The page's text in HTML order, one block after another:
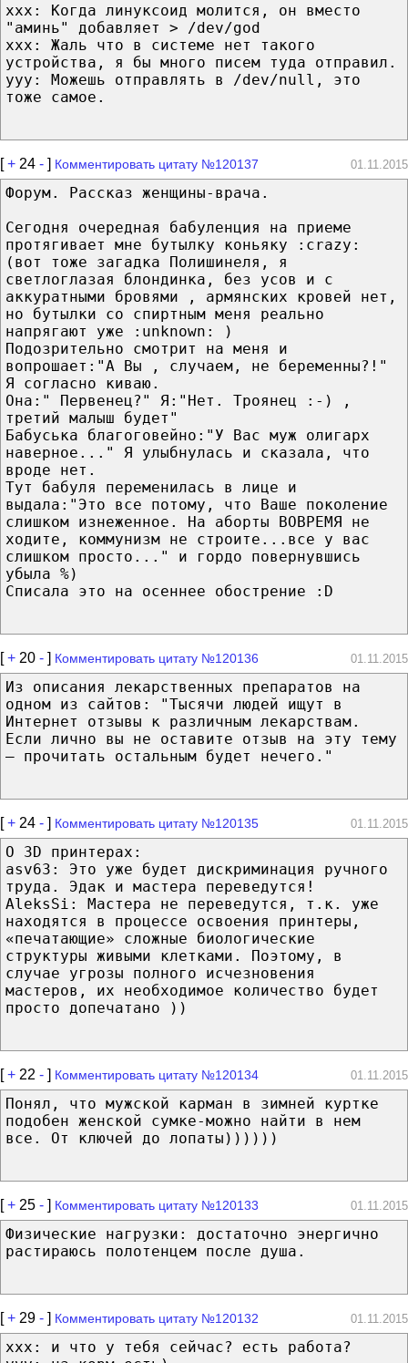
хxх: Когда линуксоид молится, он вместо
"аминь" добавляет > /dev/god
хxх: Жаль что в системе нет такого
устройства, я бы много писем туда отправил.
yyy: Можешь отправлять в /dev/null, это
тоже самое.
[+ 24 - ] Комментировать цитату №120137 01.11.2015
Форум. Рассказ женщины-врача.
Сегодня очередная бабуленция на приеме
протягивает мне бутылку коньяку :crazy:
(вот тоже загадка Полишинеля, я
светлоглазая блондинка, без усов и с
аккуратными бровями , армянских кровей нет,
но бутылки со спиртным меня реально
напрягают уже :unknown: )
Подозрительно смотрит на меня и
вопрошает:"А Вы , случаем, не беременны?!"
Я согласно киваю.
Она:" Первенец?" Я:"Нет. Троянец :-) ,
третий малыш будет"
Бабуська благоговейно:"У Вас муж олигарх
наверное..." Я улыбнулась и сказала, что
вроде нет.
Тут бабуля переменилась в лице и
выдала:"Это все потому, что Ваше поколение
слишком изнеженное. На аборты ВОВРЕМЯ не
ходите, коммунизм не строите...все у вас
слишком просто..." и гордо повернувшись
убыла %)
Списала это на осеннее обострение :D
[+ 20 - ] Комментировать цитату №120136 01.11.2015
Из описания лекарственных препаратов на
одном из сайтов: "Тысячи людей ищут в
Интернет отзывы к различным лекарствам.
Если лично вы не оставите отзыв на эту тему
— прочитать остальным будет нечего."
[+ 24 - ] Комментировать цитату №120135 01.11.2015
О 3D принтерах:
asv63: Это уже будет дискриминация ручного
труда. Эдак и мастера переведутся!
AleksSi: Мастера не переведутся, т.к. уже
находятся в процессе освоения принтеры,
«печатающие» сложные биологические
структуры живыми клетками. Поэтому, в
случае угрозы полного исчезновения
мастеров, их необходимое количество будет
просто допечатано ))
[+ 22 - ] Комментировать цитату №120134 01.11.2015
Понял, что мужской карман в зимней куртке
подобен женской сумке-можно найти в нем
все. От ключей до лопаты))))))
[+ 25 - ] Комментировать цитату №120133 01.11.2015
Физические нагрузки: достаточно энергично
растираюсь полотенцем после душа.
[+ 29 - ] Комментировать цитату №120132 01.11.2015
ххх: и что у тебя сейчас? есть работа?